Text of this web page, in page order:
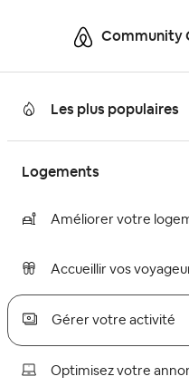
Community
Les plus populaires
Logements
Améliorer votre
Accueillir vos
Gérer votre activité
Optimisez votre